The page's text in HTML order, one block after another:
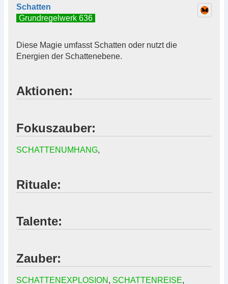
Schatten
Grundregelwerk 636
Diese Magie umfasst Schatten oder nutzt die
Energien der Schattenebene.
Aktionen:
Fokuszauber:
SCHATTENUMHANG,
Rituale:
Talente:
Zauber:
SCHATTENEXPLOSION , SCHATTENREISE,